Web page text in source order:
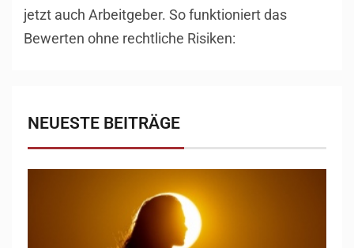
jetzt auch Arbeitgeber. So funktioniert das
Bewerten ohne rechtliche Risiken:
NEUESTE BEITRÄGE